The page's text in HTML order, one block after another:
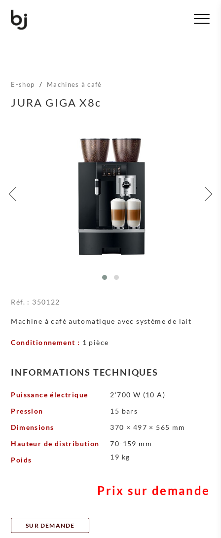
T
E-shop / Machines à café
JURA GIGA X8c
Réf. : 350122
Machine à café automatique avec système de lait
Conditionnement : 1 pièce
INFORMATIONS TECHNIQUES
Puissance électrique
2'700 W (10 A)
Pression
15 bars
Dimensions
370 × 497 × 565 mm
Hauteur de distribution
70-159 mm
Poids
19 kg
Prix sur demande
SUR DEMANDE